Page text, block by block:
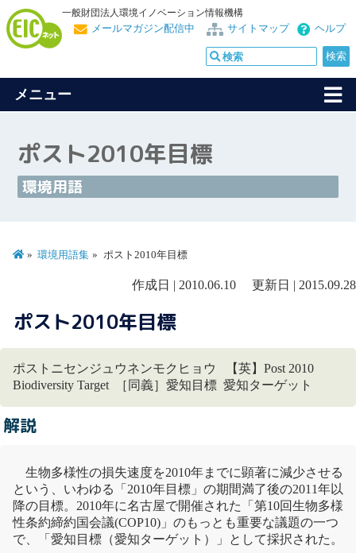
一般財団法人環境イノベーション情報機構
ヘルプ
サイトマップ
メールマガジン配信中
メニュー
ポスト2010年目標
環境用語
環境用語集 ポスト2010年目標
作成日 | 2010.06.10 更新日 | 2015.09.28
ポスト2010年目標
ポストニセンジュウネンモクヒョウ 【英】Post 2010
Biodiversity Target ［同義］愛知目標 愛知ターゲット
解説
生物多様性の損失速度を2010年までに顕著に減少させる
という、いわゆる「 2010年目標 」の期間満了後の2011年以
降の目標。2010年に名古屋で開催された「第10回生物多様
性条約締約国会議(COP10)」のもっとも重要な議題の一つ
で、「愛知目標（愛知ターゲット）」として採択された。